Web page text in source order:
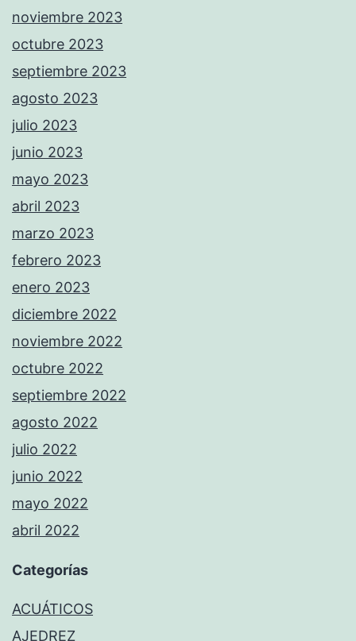
noviembre 2023
octubre 2023
septiembre 2023
agosto 2023
julio 2023
junio 2023
mayo 2023
abril 2023
marzo 2023
febrero 2023
enero 2023
diciembre 2022
noviembre 2022
octubre 2022
septiembre 2022
agosto 2022
julio 2022
junio 2022
mayo 2022
abril 2022
Categorías
ACUÁTICOS
AJEDREZ